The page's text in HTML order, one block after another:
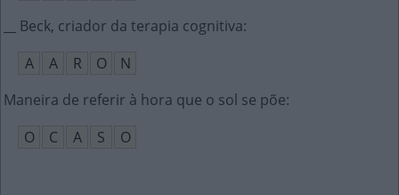
__ Beck, criador da terapia cognitiva:
A
A R O
N
Maneira de referir à hora que o sol se põe:
O
C A S O